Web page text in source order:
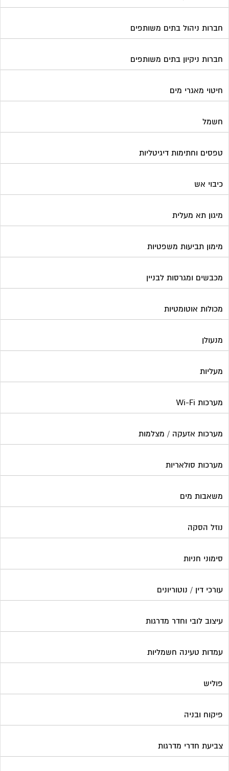
חברות ניהול בתים משותפים
חברות ניקיון בתים משותפים
חיטוי מאגרי מים
חשמל
טפסים וחתימות דיגיטליות
כיבוי אש
מיגון תא מעלית
מימון תביעות משפטיות
מכבשים ומגרסות לבניין
מכולות אוטומטיות
מנעולן
מעליות
מערכות Wi-Fi
מערכות אזעקה / מצלמות
מערכות סולאריות
משאבות מים
נוזל הסקה
סימוני חניות
עורכי דין / נוטוריונים
עיצוב לובי וחדר מדרגות
עמדות טעינה חשמליות
פוליש
פיקוח ובניה
צביעת חדרי מדרגות